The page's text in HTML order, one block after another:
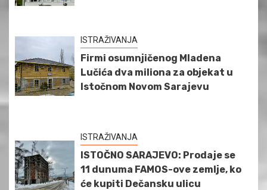
ISTRAŽIVANJA
Firmi osumnjičenog Mladena
Lučića dva miliona za objekat u
Istočnom Novom Sarajevu
ISTRAŽIVANJA
ISTOČNO SARAJEVO: Prodaje se
11 dunuma FAMOS-ove zemlje, ko
će kupiti Dečansku ulicu